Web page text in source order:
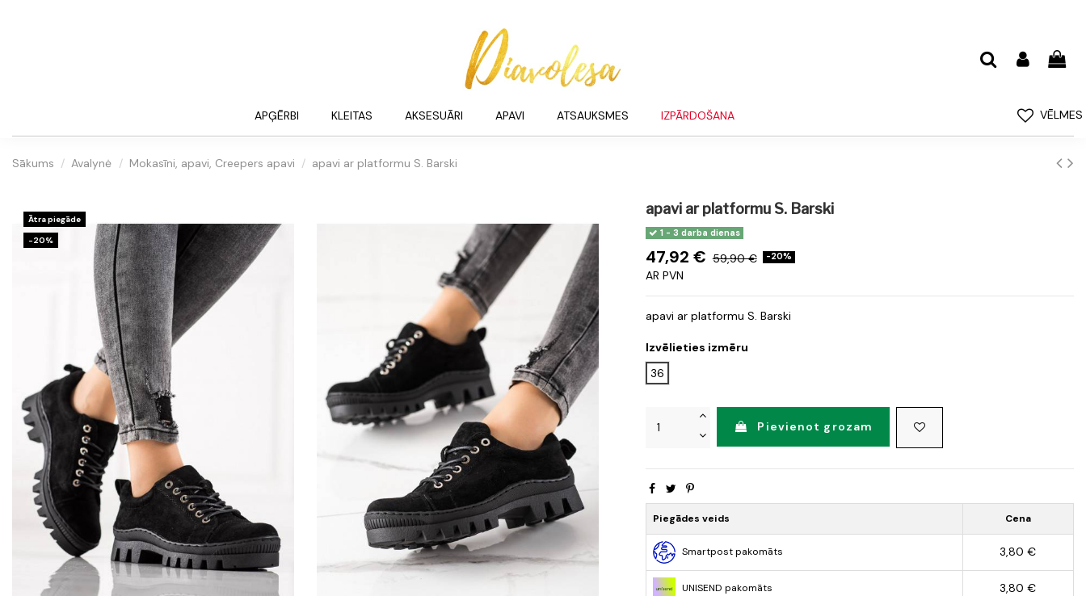
APĢĒRBI KLEITAS AKSESUĀRI APAVI ATSAUKSMES IZPĀRDOŠANA VĒLMES
Sākums Avalynė Mokasīni, apavi, Creepers apavi apavi ar platformu S. Barski
Ātra piegāde
-20%
apavi ar platformu S. Barski
1 - 3 darba dienas
47,92 € 59,90 € -20%
AR PVN
apavi ar platformu S. Barski
Izvēlieties izmēru
36
Pievienot grozam
Piegādes veids Cena
Smartpost pakomāts 3,80 €
UNISEND pakomāts 3,80 €